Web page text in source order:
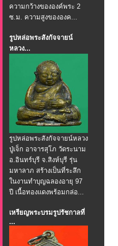
ความกว้างขององค์พระ 2
ซ.ม. ความสูงขององค...
รูปหล่อพระสังกัจจายน์
หลวง...
รูปหล่อพระสังกัจจายน์หลวง
ปู่เจ็ก อาจารสุโภ วัดระนาม
อ.อินทร์บุรี จ.สิงห์บุรี รุ่น
มหาลาภ สร้างเป็นที่ระลึก
ในงานทำบุญฉลองอายุ 97
ปี เนื้อทองแดงพร้อมกล่อ...
เหรียญพระบรมรูปรัชกาลที่
...